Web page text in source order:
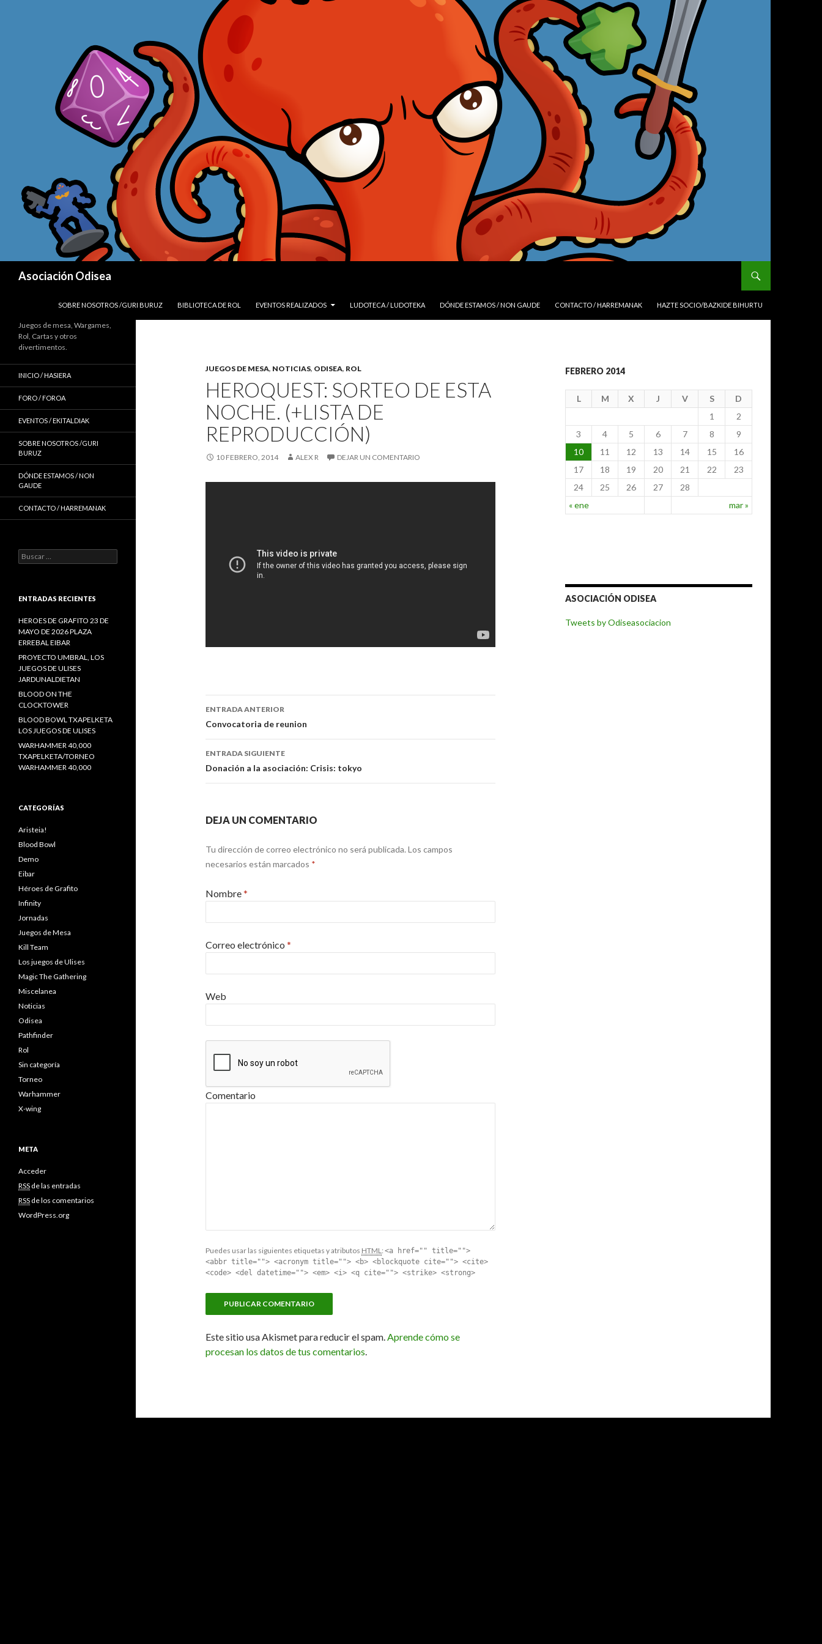
Asociación Odisea
SOBRE NOSOTROS /GURI BURUZ
BIBLIOTECA DE ROL EVENTOS REALIZADOS LUDOTECA / LUDOTEKA DÓNDE ESTAMOS / NON GAUDE CONTACTO / HARREMANAK HAZTE SOCIO/BAZKIDE BIHURTU
JUEGOS DE MESA, NOTICIAS, ODISEA, ROL
HEROQUEST: SORTEO DE ESTA
NOCHE. (+LISTA DE
REPRODUCCIÓN)
10 FEBRERO, 2014 ALEX R DEJAR UN COMENTARIO
Ir a la entrada
ENTRADA ANTERIOR
Convocatoria de reunion
ENTRADA SIGUIENTE
Donación a la asociación: Crisis: tokyo
DEJA UN COMENTARIO
Tu dirección de correo electrónico no será publicada. Los campos
necesarios están marcados *
Nombre*
Correo electrónico *
Web
Comentario
Puedes usar las siguientes etiquetas y atributos HTML: <a href="" title="">
<abbr title=""> <acronym title=""> <b> <blockquote cite=""> <cite>
<code> <del datetime=""> <em> <i> <q cite=""> <strike> <strong>
Este sitio usa Akismet para reducir el spam.Aprende cómo se
procesan los datos de tus comentarios.
FEBRERO 2014
L M X J V S D
« ene mar »
1
2
3
4 5 6 7 8
9
10
11 12 13 14 15
16
17
18 19 20 21 22
23
24
25 26 27 28
ASOCIACIÓN ODISEA
Tweets by Odiseasociacion
Juegos de mesa, Wargames,
Rol, Cartas y otros
divertimentos.
INICIO / HASIERA
FORO / FOROA
EVENTOS / EKITALDIAK
SOBRE NOSOTROS /GURI
BURUZ
DÓNDE ESTAMOS / NON
GAUDE
CONTACTO / HARREMANAK
Buscar:
ENTRADAS RECIENTES
HEROES DE GRAFITO 23 DE
MAYO DE 2026 PLAZA
ERREBAL EIBAR
PROYECTO UMBRAL, LOS
JUEGOS DE ULISES
JARDUNALDIETAN
BLOOD ON THE
CLOCKTOWER
BLOOD BOWL TXAPELKETA
LOS JUEGOS DE ULISES
WARHAMMER 40,000
TXAPELKETA/TORNEO
WARHAMMER 40,000
CATEGORÍAS
Aristeia!
Blood Bowl
Demo
Eibar
Héroes de Grafito
Infinity
Jornadas
Juegos de Mesa
Kill Team
Los juegos de Ulises
Magic The Gathering
Miscelanea
Noticias
Odisea
Pathfinder
Rol
Sin categoría
Torneo
Warhammer
X-wing
META
Acceder
RSS de las entradas
RSS de los comentarios
WordPress.org